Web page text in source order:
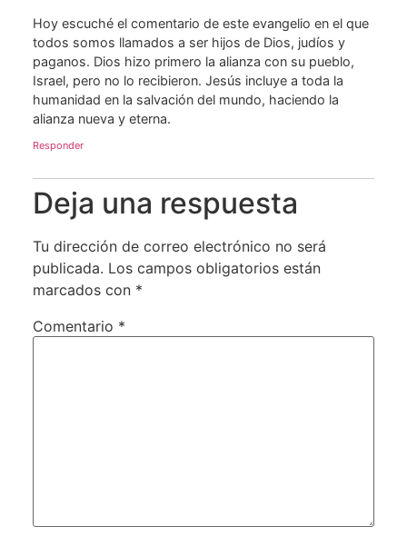
Hoy escuché el comentario de este evangelio en el que
todos somos llamados a ser hijos de Dios, judíos y
paganos. Dios hizo primero la alianza con su pueblo,
Israel, pero no lo recibieron. Jesús incluye a toda la
humanidad en la salvación del mundo, haciendo la
alianza nueva y eterna.
Responder
Deja una respuesta
Tu dirección de correo electrónico no será
publicada. Los campos obligatorios están
marcados con *
Comentario *